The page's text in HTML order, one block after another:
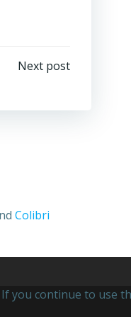
Next post
Colibri
you continue to use